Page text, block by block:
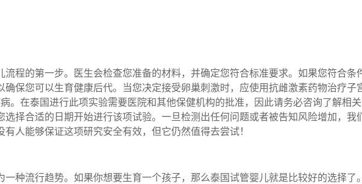
程的第一步。医生会检查您准备的材料，并确定您符合标准要求。如果您符合条
确保您可以生育健康后代。当您决定接受卵巢刺激时，应使用抗雌激素药物治疗子
。在泰国进行此项实验需要医院和其他保健机构的批准，因此请务必咨询了解相
选择合适的日期开始进行该项试验。一旦检测出任何问题或者被告知风险增加，我
人能够保证这项研究安全有效，但它仍然值得去尝试！
一种流行趋势。如果你想要生育一个孩子，那么泰国试管婴儿就是比较好的选择了